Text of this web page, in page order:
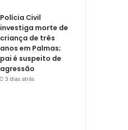
Polícia Civil
investiga morte de
criança de três
anos em Palmas;
pai é suspeito de
agressão
3 dias atrás